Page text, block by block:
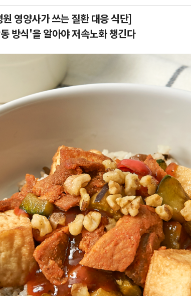
영양사가 쓰는 질환 대응 식단]
방식'을 알아야 저속노화 챙긴다